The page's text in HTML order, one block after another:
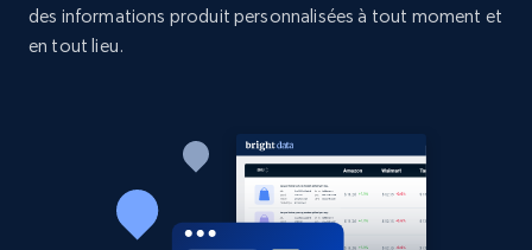
Etsy - Collects data from shop's URL
price, and more.
1.9K+ Commencer
des informations produit personnalisées à tout moment et
en tout lieu.